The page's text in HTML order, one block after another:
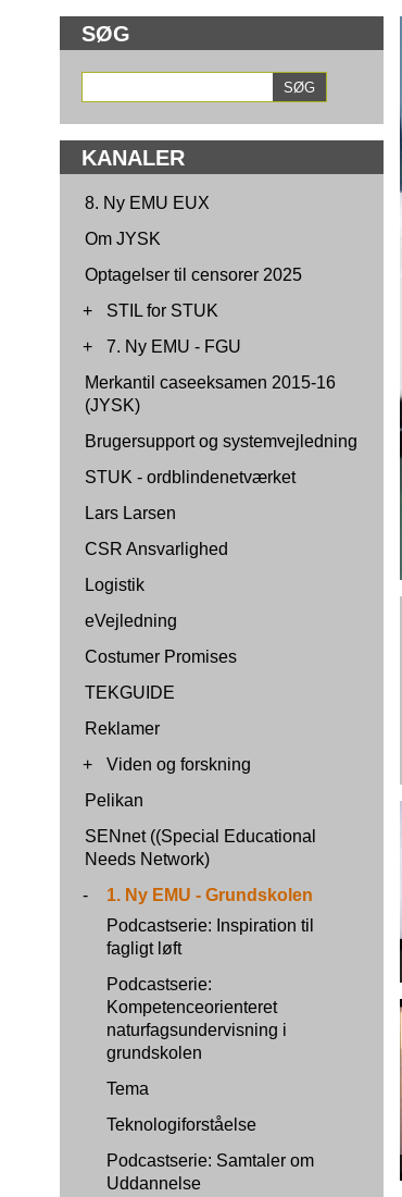
SØG
KANALER
8. Ny EMU EUX
Om JYSK
Optagelser til censorer 2025
+
STIL for STUK
+
7. Ny EMU - FGU
Merkantil caseeksamen 2015-16
(JYSK)
Brugersupport og systemvejledning
STUK - ordblindenetværket
Lars Larsen
CSR Ansvarlighed
Logistik
eVejledning
Costumer Promises
TEKGUIDE
Reklamer
+
Viden og forskning
Pelikan
SENnet ((Special Educational
Needs Network)
-
1. Ny EMU - Grundskolen
Podcastserie: Inspiration til
fagligt løft
Podcastserie:
Kompetenceorienteret
naturfagsundervisning i
grundskolen
Tema
Teknologiforståelse
Podcastserie: Samtaler om
Uddannelse